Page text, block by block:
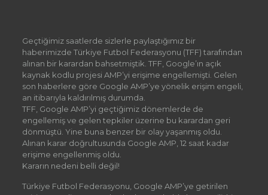
Geçtiğimiz saatlerde sizlerle paylaştığımız bir
haberimizde Türkiye Futbol Federasyonu (TFF) tarafından
alınan bir karardan bahsetmiştik. TFF, Google’ın açık
kaynak kodlu projesi AMP’yi erişime engellemişti. Gelen
son haberlere göre Google AMP’ye yönelik erişim engeli,
an itibarıyla kaldırılmış durumda.
TFF, Google AMP’yi geçtiğimiz dönemlerde de
engellemiş ve gelen tepkiler üzerine bu karardan geri
dönmüştü. Yine buna benzer bir olay yaşanmış oldu.
Alınan karar doğrultusunda Google AMP, 12 saat kadar
erişime engellenmiş oldu.
Kararın nedeni belli değil!
Türkiye Futbol Federasyonu, Google AMP’ye getirilen